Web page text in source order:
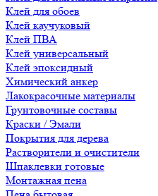
Клей для обоев
Клей каучуковый
Клей ПВА
Клей универсальный
Клей эпоксидный
Химический анкер
Лакокрасочные материалы
Грунтовочные составы
Краски / Эмали
Покрытия для дерева
Растворители и очистители
Шпаклевки готовые
Монтажная пена